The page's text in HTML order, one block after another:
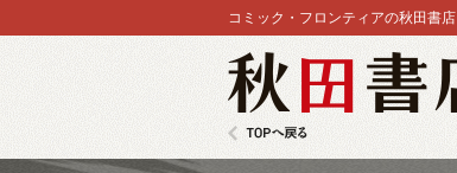
コミック・フロンティアの秋田書店